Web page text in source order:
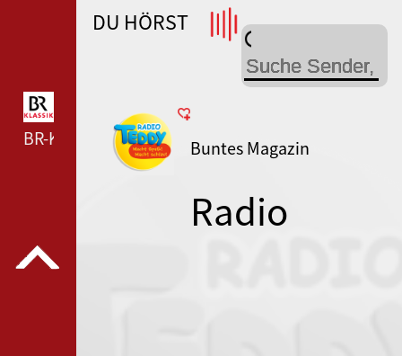
WDR 4 --- WDR 4 ---
BR-KLASSIK --- BR-KLASSIK ---
DU HÖRST
Buntes Magazin
Radio